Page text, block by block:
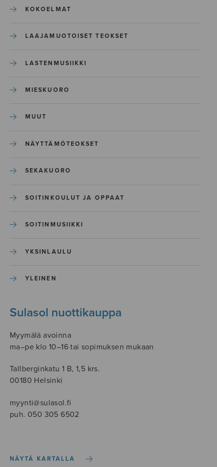
KOKOELMAT
LAAJAMUOTOISET TEOKSET
LASTENMUSIIKKI
MIESKUORO
MUUT
NÄYTTÄMÖTEOKSET
SEKAKUORO
SOITINKOULUT JA OPPAAT
SOITINMUSIIKKI
YKSINLAULU
YLEINEN
Sulasol nuottikauppa
Myymälä avoinna
ma–pe klo 10–16 tai sopimuksen mukaan
Tallberginkatu 1 B, 1,5 krs.
00180 Helsinki
myynti@sulasol.fi
puh. 050 305 6502
NÄYTÄ KARTALLA